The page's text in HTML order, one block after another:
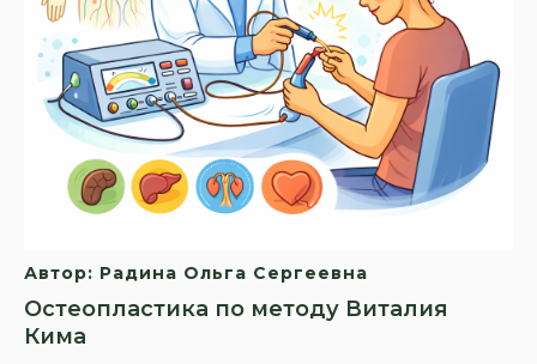
Автор: Радина Ольга Сергеевна
Остеопластика по методу Виталия
Кима